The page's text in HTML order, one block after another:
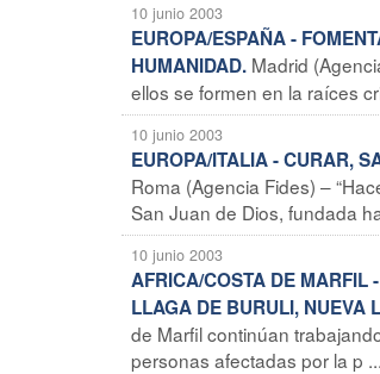
10 junio 2003
EUROPA/ESPAÑA -
HUMANIDAD. Madrid
ellos se formen en la raíces
10 junio 2003
EUROPA/ITALIA - CURAR,
Roma (Agencia Fides) –
San Juan de Dios, fundada
10 junio 2003
AFRICA/COSTA DE MARFIL
LLAGA DE BURULI, NUEVA
de Marfil continúan
personas afectadas por la p ...